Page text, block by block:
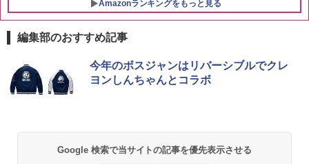
Amazonランキングをもっと見る
編集部のおすすめ記事
今年のボスジャンはリバーシブルでクレ
ヨンしんちゃんとコラボ
Google 検索で当サイトの記事を優先表示させる